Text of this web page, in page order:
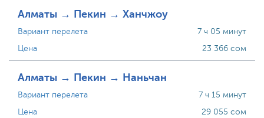
Алматы → Пекин → Ханчжоу
Вариант перелета
Цена
7 ч 05 минут
23 366 сом
Алматы → Пекин → Наньчан
Вариант перелета
Цена
7 ч 15 минут
29 055 сом